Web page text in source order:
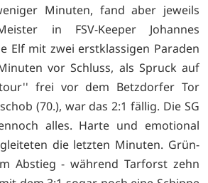
Minuten, fand aber jeweils
in FSV-Keeper Johannes
Elf mit zwei erstklassigen Paraden
vor Schluss, als Spruck auf
frei vor dem Betzdorfer Tor
(70.), war das 2:1 fällig. Die SG
alles. Harte und emotional
die letzten Minuten. Grün-
Abstieg - während Tarforst zehn